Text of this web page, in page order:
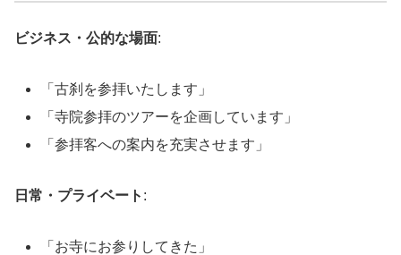
ビジネス・公的な場面:
「古刹を参拝いたします」
「寺院参拝のツアーを企画しています」
「参拝客への案内を充実させます」
日常・プライベート :
「お寺にお参りしてきた」